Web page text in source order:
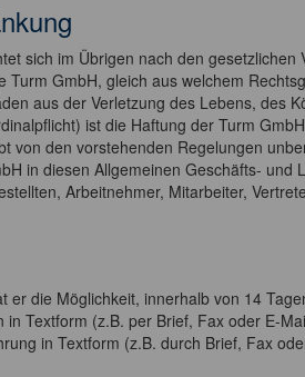
sich im Übrigen nach den
Turm GmbH, gleich aus welchem
aus der Verletzung des Lebens, des
ist die Haftung der Turm
von den vorstehenden Regelungen
in diesen Allgemeinen Geschäfts-
Arbeitnehmer, Mitarbeiter,
er die Möglichkeit, innerhalb von 14
Textform (z.B. per Brief, Fax oder E-
in Textform (z.B. durch Brief, Fax